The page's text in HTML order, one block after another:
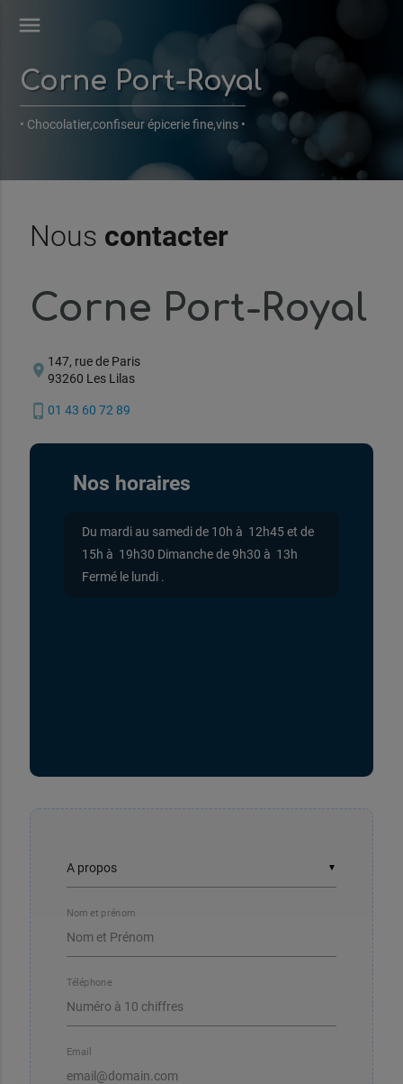
menu
Corne Port-Royal
• Chocolatier,confiseur épicerie fine,vins •
Nous contacter
Corne Port-Royal
location_on 147, rue de Paris
93260 Les Lilas
phone_iphone 01 43 60 72 89
Nos horaires
Du mardi au samedi de 10h à 12h45 et de
15h à 19h30 Dimanche de 9h30 à 13h
Fermé le lundi .
▼
Nom et prénom
Téléphone
Email